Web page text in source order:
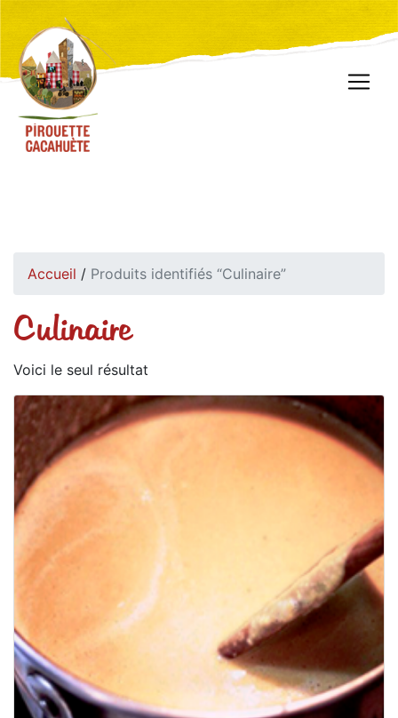
Accueil / Produits identifiés “Culinaire”
Culinaire
Voici le seul résultat